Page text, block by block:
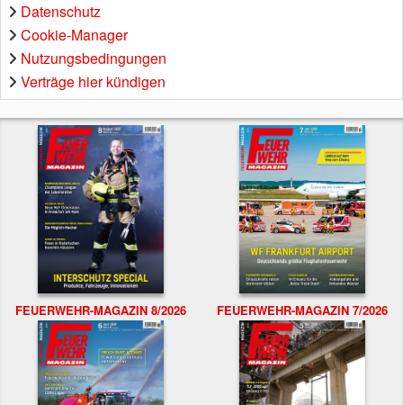
Datenschutz
Cookie-Manager
Nutzungsbedingungen
Verträge hier kündigen
FEUERWEHR-MAGAZIN 8/2026 FEUERWEHR-MAGAZIN 7/2026